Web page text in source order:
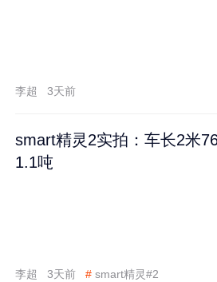
李超 3天前
smart精灵2实拍：车长2米
1.1吨
李超 3天前 # smart精灵#2